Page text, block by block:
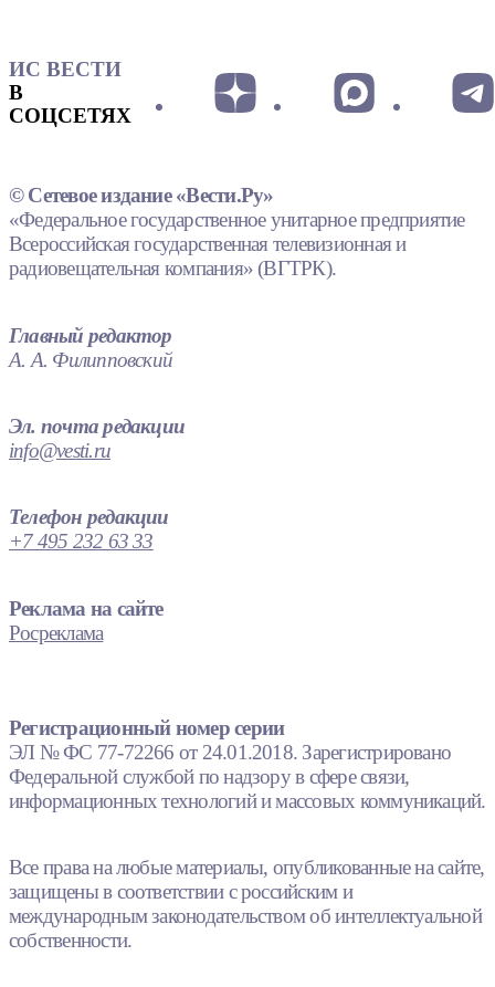
ИС ВЕСТИ
В
СОЦСЕТЯХ
© Сетевое издание «Вести.Ру»
«Федеральное государственное унитарное предприятие
Всероссийская государственная телевизионная и
радиовещательная компания» (ВГТРК).
Главный редактор
А. А. Филипповский
Эл. почта редакции
info@vesti.ru
Телефон редакции
+7 495 232 63 33
Реклама на сайте
Росреклама
Регистрационный номер серии
ЭЛ № ФС 77-72266 от 24.01.2018. Зарегистрировано
Федеральной службой по надзору в сфере связи,
информационных технологий и массовых коммуникаций.
Все права на любые материалы, опубликованные на сайте,
защищены в соответствии с российским и
международным законодательством об интеллектуальной
собственности.